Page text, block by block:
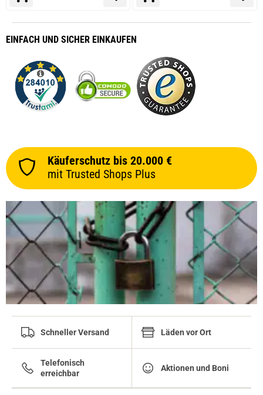
EINFACH UND SICHER EINKAUFEN
Käuferschutz bis 20.000 €
mit Trusted Shops Plus
Schneller Versand Läden vor Ort
Telefonisch
erreichbar
Aktionen und Boni